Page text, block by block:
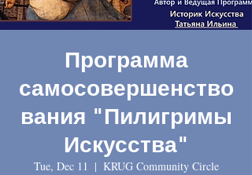
Программа
самосовершенство
вания "Пилигримы
Искусства"
Tue, Dec 11
  |
KRUG Community Circle